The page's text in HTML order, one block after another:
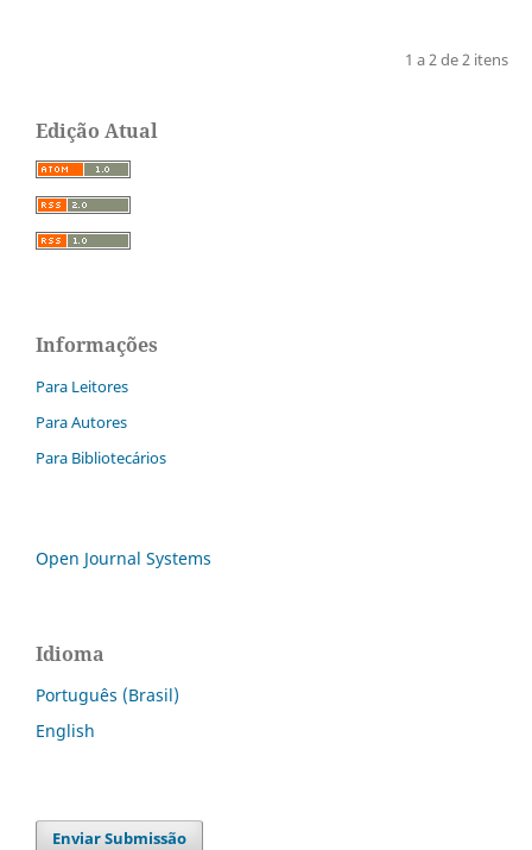
1 a 2 de 2 itens
Edição Atual
Informações
Para Leitores
Para Autores
Para Bibliotecários
Open Journal Systems
Idioma
Português (Brasil)
English
Enviar Submissão